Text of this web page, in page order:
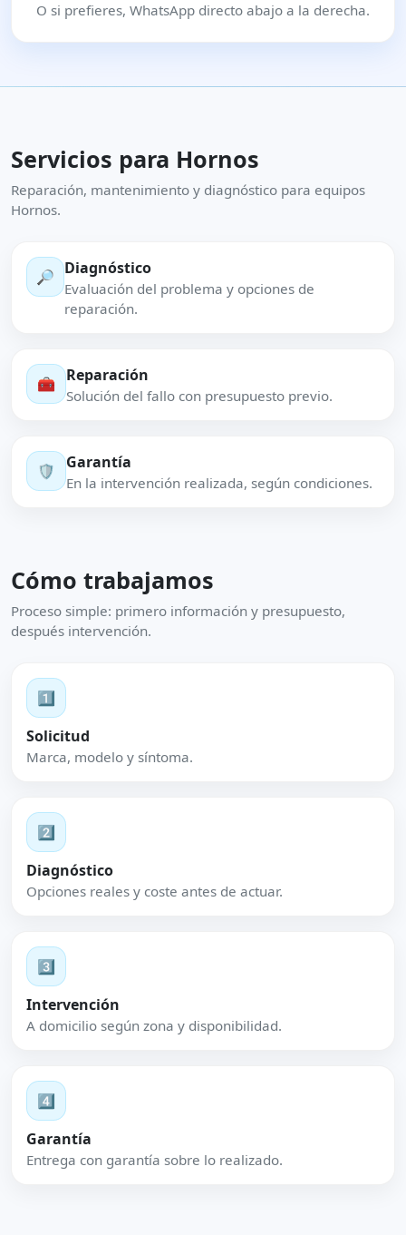
O si prefieres, WhatsApp directo abajo a la derecha.
Servicios para Hornos
Reparación, mantenimiento y diagnóstico para equipos
Hornos.
🔎 Diagnóstico
Evaluación del problema y opciones de
reparación.
🧰 Reparación
Solución del fallo con presupuesto previo.
🛡️ Garantía
En la intervención realizada, según condiciones.
Cómo trabajamos
Proceso simple: primero información y presupuesto,
después intervención.
1️⃣
Solicitud
Marca, modelo y síntoma.
2️⃣
Diagnóstico
Opciones reales y coste antes de actuar.
3️⃣
Intervención
A domicilio según zona y disponibilidad.
4️⃣
Garantía
Entrega con garantía sobre lo realizado.